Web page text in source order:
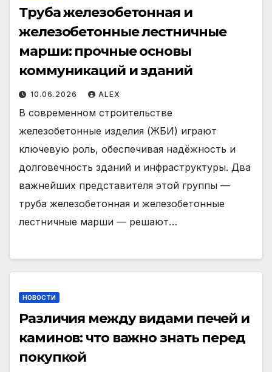
Труба железобетонная и
железобетонные лестничные
марши: прочные основы
коммуникаций и зданий
10.06.2026 ALEX
В современном строительстве
железобетонные изделия (ЖБИ) играют
ключевую роль, обеспечивая надёжность и
долговечность зданий и инфраструктуры. Два
важнейших представителя этой группы —
труба железобетонная и железобетонные
лестничные марши — решают…
НОВОСТИ
Различия между видами печей и
каминов: что важно знать перед
покупкой